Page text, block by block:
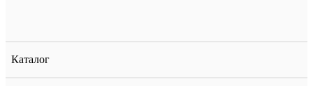
Каталог